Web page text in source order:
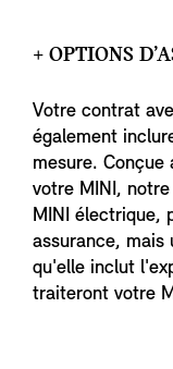
+ OPTIONS
Votre contrat
également
mesure.
votre MINI,
MINI électrique,
assurance, mais
qu'elle inclut
traiteront votre